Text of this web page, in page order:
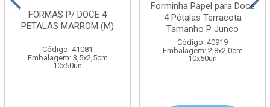
FORMAS P/ DOCE 4
PETALAS MARROM (M)
Código: 41081
Embalagem: 3,5x2,5cm
10x50un
Forminha Papel para Doce
4 Pétalas Terracota
Tamanho P Junco
Código: 40919
Embalagem: 2,8x2,0cm
10x50un